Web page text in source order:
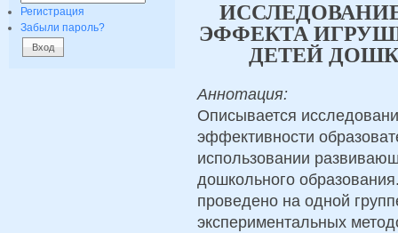
Регистрация
Забыли пароль?
ЭФФЕКТА
ДЕТЕЙ
Аннотация:
Описывается
эффективности
использовании
дошкольного
проведено на одной
экспериментальных